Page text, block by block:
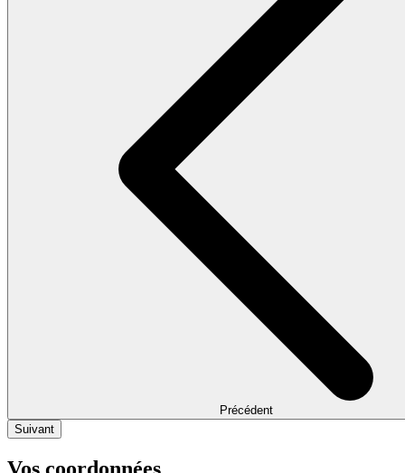
Précédent
Suivant
Vos coordonnées